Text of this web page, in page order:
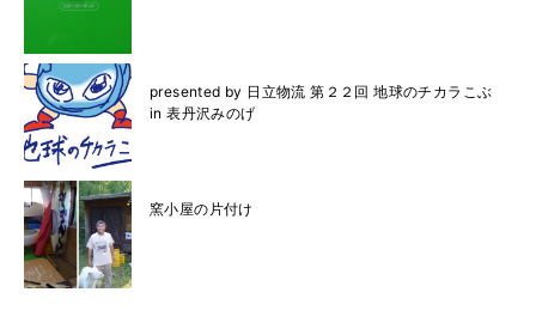
presented by 日立物流 第２２回 地球のチカラこぶ
in 表丹沢みのげ
窯小屋の片付け